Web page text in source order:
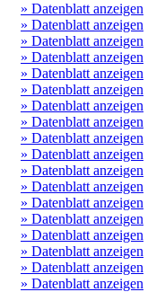
» Datenblatt anzeigen
» Datenblatt anzeigen
» Datenblatt anzeigen
» Datenblatt anzeigen
» Datenblatt anzeigen
» Datenblatt anzeigen
» Datenblatt anzeigen
» Datenblatt anzeigen
» Datenblatt anzeigen
» Datenblatt anzeigen
» Datenblatt anzeigen
» Datenblatt anzeigen
» Datenblatt anzeigen
» Datenblatt anzeigen
» Datenblatt anzeigen
» Datenblatt anzeigen
» Datenblatt anzeigen
» Datenblatt anzeigen